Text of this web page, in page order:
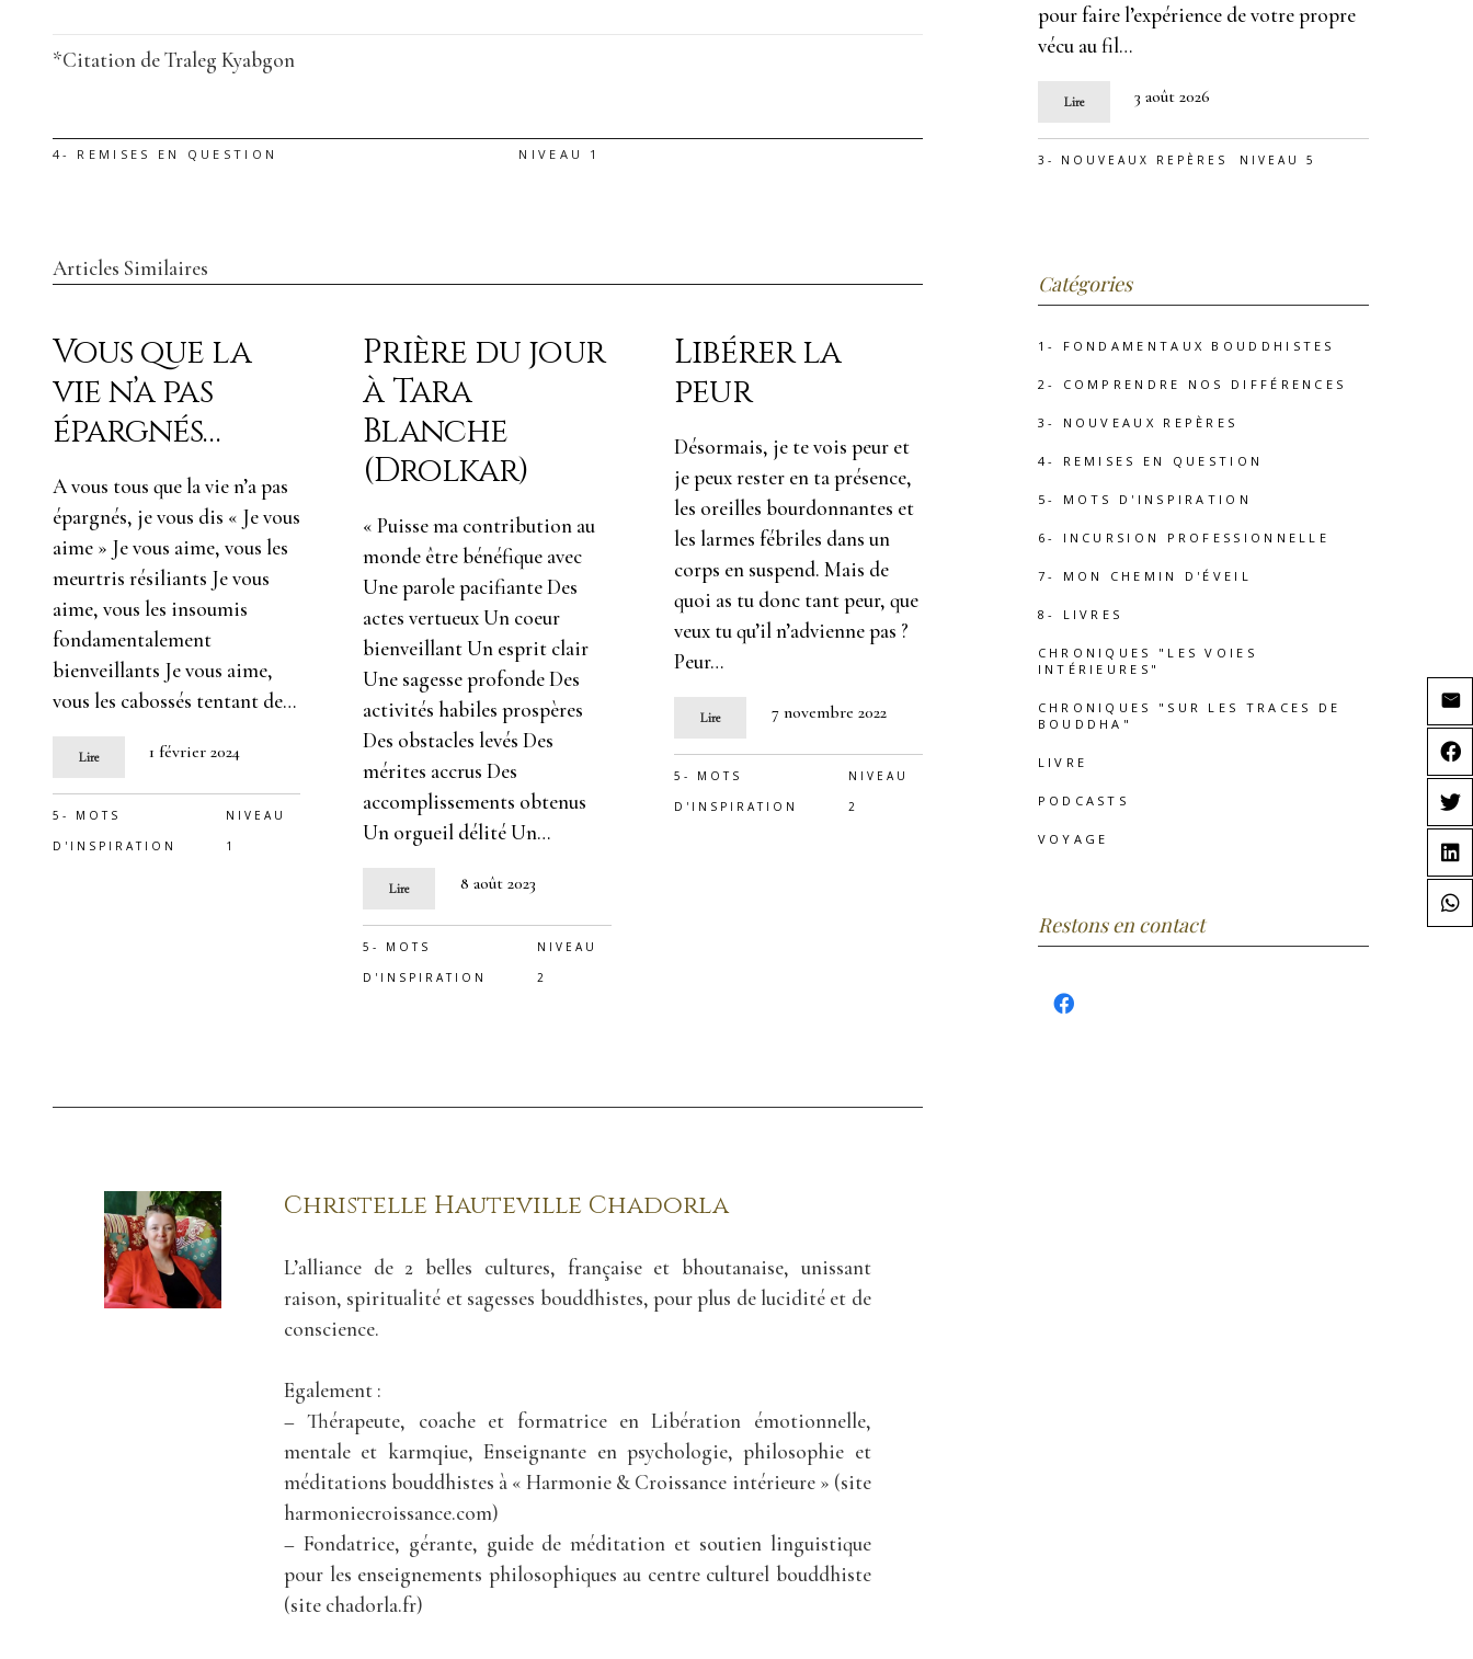
*Citation de Traleg Kyabgon
4- REMISES EN QUESTION NIVEAU 1
Articles Similaires
Vous que la
vie n’a pas
épargnés…
A vous tous que la vie n’a pas
épargnés, je vous dis « Je vous
aime » Je vous aime, vous les
meurtris résiliants Je vous
aime, vous les insoumis
fondamentalement
bienveillants Je vous aime,
vous les cabossés tentant de…
Lire 1 février 2024
5- MOTS
D'INSPIRATION
NIVEAU
1
Prière du jour
à Tara
Blanche
(Drolkar)
« Puisse ma contribution au
monde être bénéfique avec
Une parole pacifiante Des
actes vertueux Un coeur
bienveillant Un esprit clair
Une sagesse profonde Des
activités habiles prospères
Des obstacles levés Des
mérites accrus Des
accomplissements obtenus
Un orgueil délité Un…
Lire 8 août 2023
5- MOTS
D'INSPIRATION
NIVEAU
2
Libérer la
peur
Désormais, je te vois peur et
je peux rester en ta présence,
les oreilles bourdonnantes et
les larmes fébriles dans un
corps en suspend. Mais de
quoi as tu donc tant peur, que
veux tu qu’il n’advienne pas ?
Peur…
Lire 7 novembre 2022
5- MOTS
D'INSPIRATION
NIVEAU
2
Christelle Hauteville Chadorla
L’alliance de 2 belles cultures, française et bhoutanaise, unissant
raison, spiritualité et sagesses bouddhistes, pour plus de lucidité et de
conscience.
Egalement :
– Thérapeute, coache et formatrice en Libération émotionnelle,
mentale et karmqiue, Enseignante en psychologie, philosophie et
méditations bouddhistes à « Harmonie & Croissance intérieure » (site
harmoniecroissance.com)
– Fondatrice, gérante, guide de méditation et soutien linguistique
pour les enseignements philosophiques au centre culturel bouddhiste
(site chadorla.fr)
pour faire l’expérience de votre propre
vécu au fil…
Lire 3 août 2026
3- NOUVEAUX REPÈRES NIVEAU 5
Catégories
1- FONDAMENTAUX BOUDDHISTES
2- COMPRENDRE NOS DIFFÉRENCES
3- NOUVEAUX REPÈRES
4- REMISES EN QUESTION
5- MOTS D'INSPIRATION
6- INCURSION PROFESSIONNELLE
7- MON CHEMIN D'ÉVEIL
8- LIVRES
CHRONIQUES "LES VOIES
INTÉRIEURES"
CHRONIQUES "SUR LES TRACES DE
BOUDDHA"
LIVRE
PODCASTS
VOYAGE
Restons en contact